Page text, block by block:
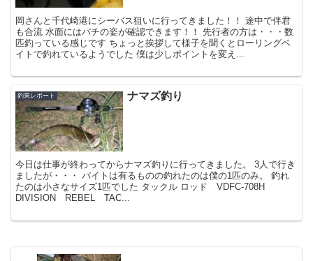
岡さんと千代崎港にシーバス狙いに行ってきました！！ 途中で伴君
も合流 水面にはバチの姿が確認できます！！ 先行者の方は・・・数
匹釣っている感じです ちょっと挨拶して様子を聞くとローリングベ
イトで釣れているようでした 僕は少しポイントを変え...
釣果レポート ナマズ釣り
今日は仕事が終わってからナマズ釣りに行ってきました。 3人で行き
ましたが・・・ バイトは有るものの釣れたのは僕の1匹のみ。 釣れ
たのは小さなサイズ1匹でした タックル ロッド VDFC-708H
DIVISION REBEL TAC...